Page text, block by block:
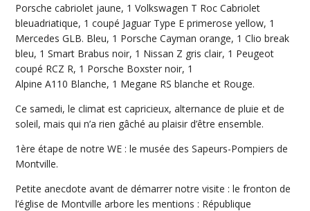
Porsche cabriolet jaune, 1 Volkswagen T Roc Cabriolet
bleuadriatique, 1 coupé Jaguar Type E primerose yellow, 1
Mercedes GLB. Bleu, 1 Porsche Cayman orange, 1 Clio break
bleu, 1 Smart Brabus noir, 1 Nissan Z gris clair, 1 Peugeot
coupé RCZ R, 1 Porsche Boxster noir, 1
Alpine A110 Blanche, 1 Megane RS blanche et Rouge.
Ce samedi, le climat est capricieux, alternance de pluie et de
soleil, mais qui n’a rien gâché au plaisir d’être ensemble.
1ère étape de notre WE : le musée des Sapeurs-Pompiers de
Montville.
Petite anecdote avant de démarrer notre visite : le fronton de
l’église de Montville arbore les mentions : République